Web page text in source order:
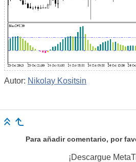
Autor: Nikolay Kositsin
Para añadir comentario, por
¡Descargue